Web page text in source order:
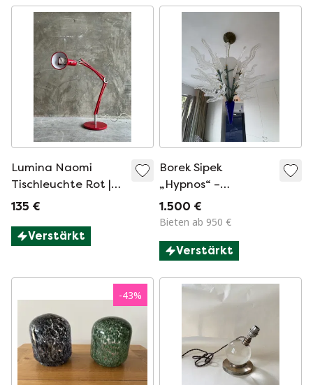
Lumina Naomi
Tischleuchte Rot |
Italienisches Design
135 €
Verstärkt
Borek Sipek
„Hypnos“ –
Kronleuchter
1.500 €
Bieten ab 950 €
Verstärkt
-43%